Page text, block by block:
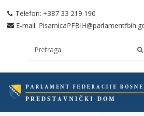
Telefon: +387 33 219 190
E-mail: